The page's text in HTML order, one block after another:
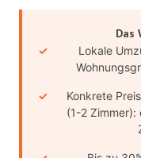
Das
Lokale
Konkrete
(1-2